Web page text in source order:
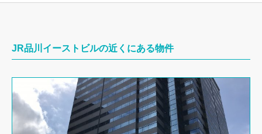
JR品川イーストビルの近くにある物件